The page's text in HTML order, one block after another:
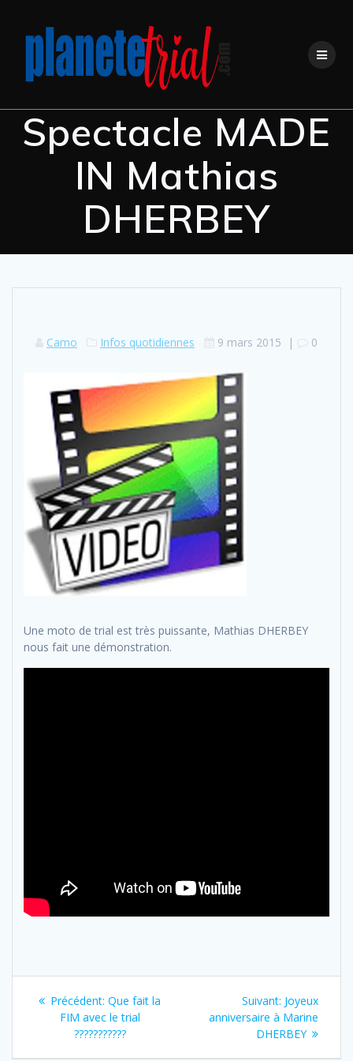
content
Spectacle MADE
IN Mathias
DHERBEY
Camo Infos quotidiennes 9 mars 2015 | 0
Une moto de trial est très puissante, Mathias DHERBEY
nous fait une démonstration.
Navigation
Précédent: Previous
post:
Que fait la
FIM avec le trial
???????????
Suivant: Next
post:
Joyeux
anniversaire à Marine
DHERBEY